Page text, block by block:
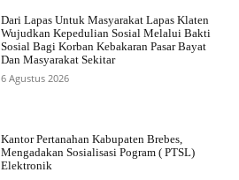
Dari Lapas Untuk Masyarakat Lapas Klaten
Wujudkan Kepedulian Sosial Melalui Bakti
Sosial Bagi Korban Kebakaran Pasar Bayat
Dan Masyarakat Sekitar
6 Agustus 2026
Kantor Pertanahan Kabupaten Brebes,
Mengadakan Sosialisasi Pogram ( PTSL)
Elektronik